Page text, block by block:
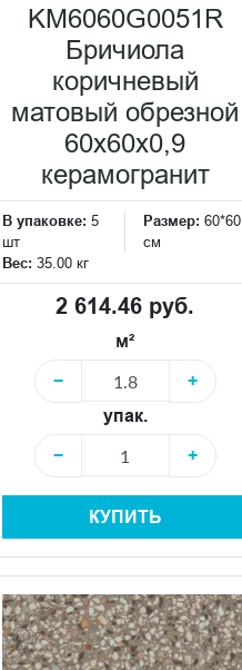
KM6060G0051R
Бричиола
коричневый
матовый обрезной
60x60x0,9
керамогранит
В упаковке: 5
шт
Размер: 60*60
см
Вес: 35.00 кг
2 614.46 руб.
м²
−
+
упак.
−
+
КУПИТЬ